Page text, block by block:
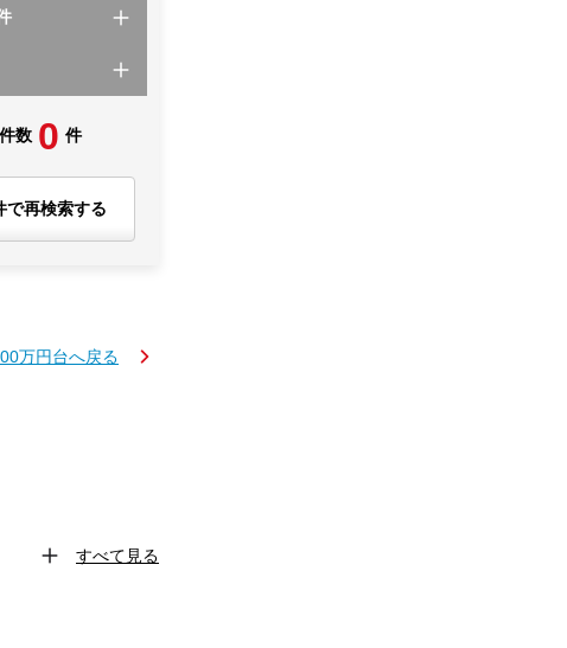
数 0 件
で再検索する
万円台へ戻る
すべて見る